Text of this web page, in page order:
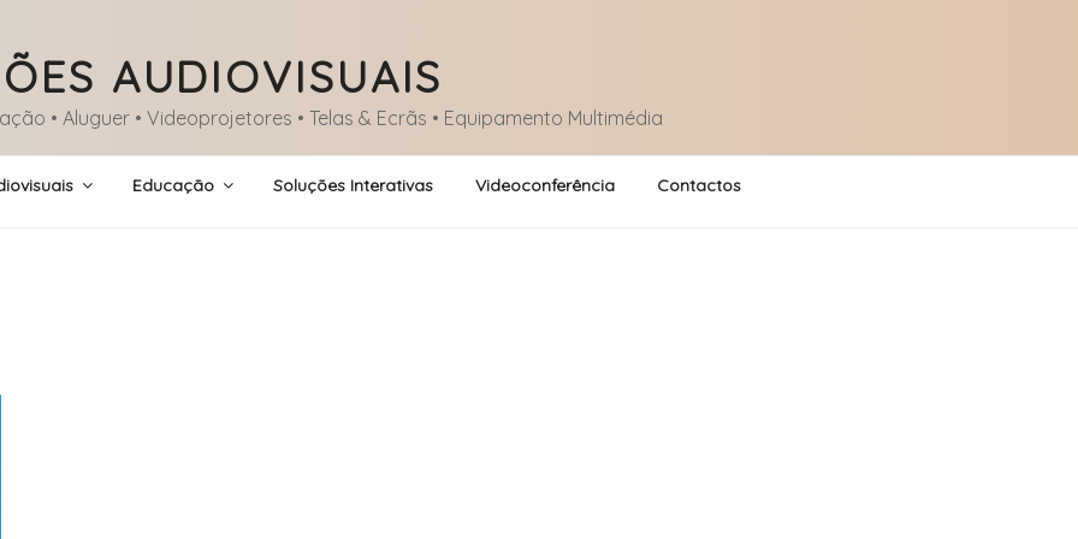
AUDIOVISUAIS
• Aluguer • Videoprojetores • Telas & Ecrãs • Equipamento Multimédia
Educação Soluções Interativas Videoconferência Contactos